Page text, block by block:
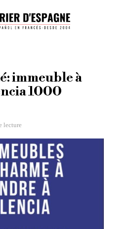
immeuble à
1000
lecture